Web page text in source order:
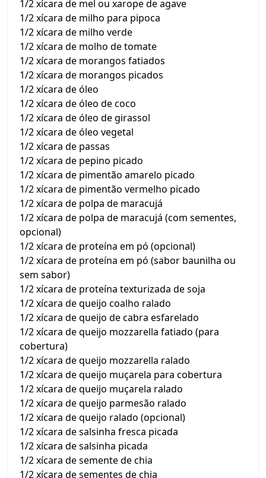
1/2 xícara de mel ou xarope de agave
1/2 xícara de milho para pipoca
1/2 xícara de milho verde
1/2 xícara de molho de tomate
1/2 xícara de morangos fatiados
1/2 xícara de morangos picados
1/2 xícara de óleo
1/2 xícara de óleo de coco
1/2 xícara de óleo de girassol
1/2 xícara de óleo vegetal
1/2 xícara de passas
1/2 xícara de pepino picado
1/2 xícara de pimentão amarelo picado
1/2 xícara de pimentão vermelho picado
1/2 xícara de polpa de maracujá
1/2 xícara de polpa de maracujá (com sementes,
opcional)
1/2 xícara de proteína em pó (opcional)
1/2 xícara de proteína em pó (sabor baunilha ou
sem sabor)
1/2 xícara de proteína texturizada de soja
1/2 xícara de queijo coalho ralado
1/2 xícara de queijo de cabra esfarelado
1/2 xícara de queijo mozzarella fatiado (para
cobertura)
1/2 xícara de queijo mozzarella ralado
1/2 xícara de queijo muçarela para cobertura
1/2 xícara de queijo muçarela ralado
1/2 xícara de queijo parmesão ralado
1/2 xícara de queijo ralado (opcional)
1/2 xícara de salsinha fresca picada
1/2 xícara de salsinha picada
1/2 xícara de semente de chia
1/2 xícara de sementes de chia